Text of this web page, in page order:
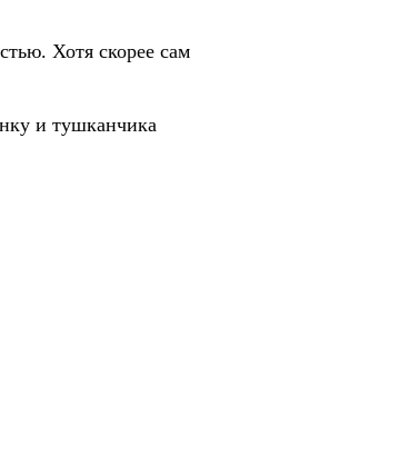
Хотя скорее сам
и тушканчика